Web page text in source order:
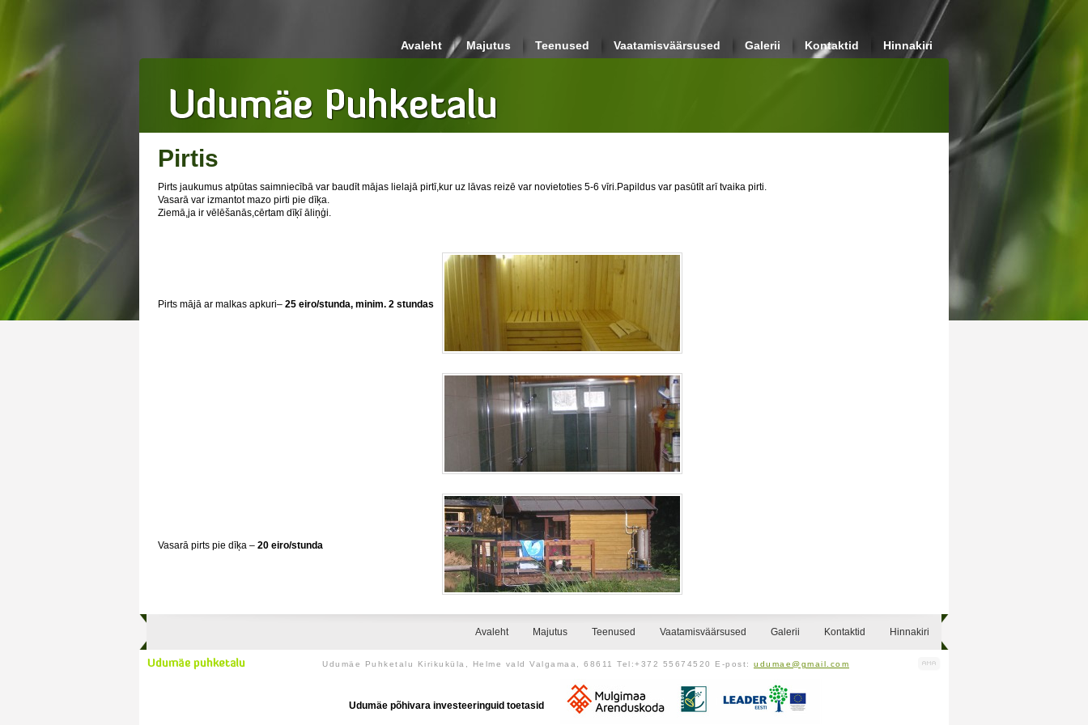
Avaleht Majutus Teenused Vaatamisväärsused Galerii Kontaktid Hinnakiri
Pirtis
Pirts jaukumus atpūtas saimniecībā var baudīt mājas lielajā pirtī,kur uz lāvas reizē var novietoties 5-6 vīri.Papildus var pasūtīt arī tvaika pirti.
Vasarā var izmantot mazo pirti pie dīķa.
Ziemā,ja ir vēlēšanās,cērtam dīķī āliņģi.
Pirts mājā ar malkas apkuri– 25 eiro/stunda, minim. 2 stundas
Vasarā pirts pie dīķa – 20 eiro/stunda
Avaleht Majutus Teenused Vaatamisväärsused Galerii Kontaktid Hinnakiri
Udumäe Puhketalu Kirikuküla, Helme vald Valgamaa, 68611 Tel:+372 55674520 E-post: udumae@gmail.com
Udumäe põhivara investeeringuid toetasid